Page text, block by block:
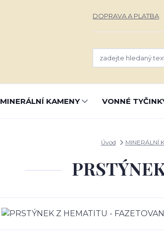
DOPRAVA A PLATBA
MINERÁLNÍ KAMENY VONNÉ
Úvod MINERÁLNÍ